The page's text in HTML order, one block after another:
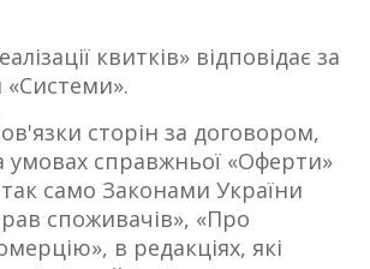
квитків» відповідає за
«Системи».
сторін за договором,
умовах справжньої «Оферти»
само Законами України
споживачів», «Про
в редакціях, які